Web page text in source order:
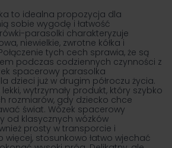
to idealna propozycja dla
sobie wygodę i łatwość
parasolki charakteryzuje
niewielkie, zwrotne kółka i
tych cech sprawia, że są
podczas codziennych czynności z
spacerowy parasolka
dzieci już w drugim półroczu życia.
wytrzymały produkt, który szybko
rozmiarów, gdy dziecko chce
świat. Wózek spacerowy
od klasycznych wózków
prosty w transporcie i
więcej, stosunkowo łatwo wjechać